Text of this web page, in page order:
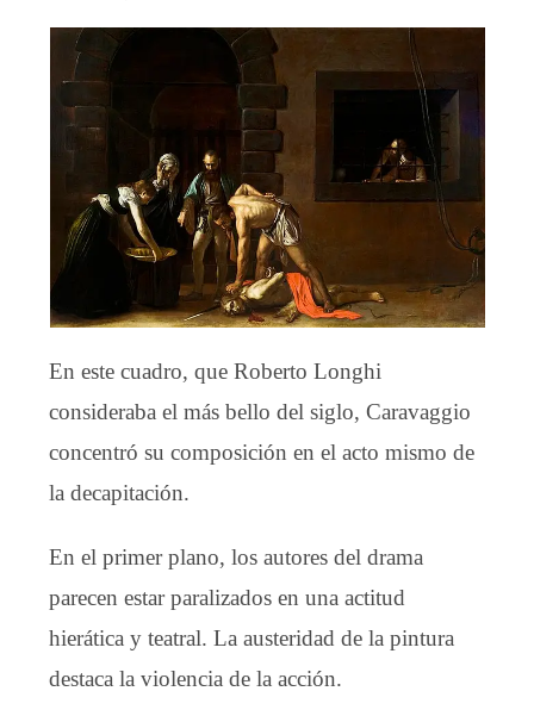
En este cuadro, que Roberto Longhi
consideraba el más bello del siglo, Caravaggio
concentró su composición en el acto mismo de
la decapitación.
En el primer plano, los autores del drama
parecen estar paralizados en una actitud
hierática y teatral. La austeridad de la pintura
destaca la violencia de la acción.